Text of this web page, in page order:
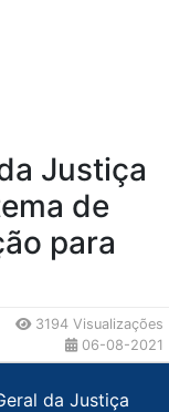
Justiça
de
para
3194 Visualizações
06-08-2021
da Justiça